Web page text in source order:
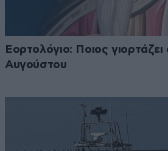
Εορτολόγιο: Ποιος
Αυγούστου